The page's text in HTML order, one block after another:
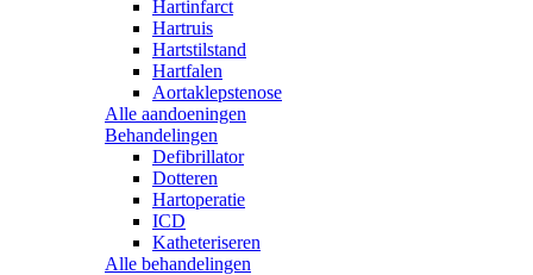
Hartinfarct
Hartruis
Hartstilstand
Hartfalen
Aortaklepstenose
Alle aandoeningen
Behandelingen
Defibrillator
Dotteren
Hartoperatie
ICD
Katheteriseren
Alle behandelingen